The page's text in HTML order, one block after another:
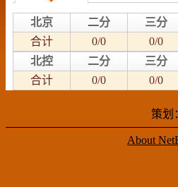
北京 二分 三分
合计
0/0 0/0
北控
二分 三分
合计
0/0 0/0
策划
About